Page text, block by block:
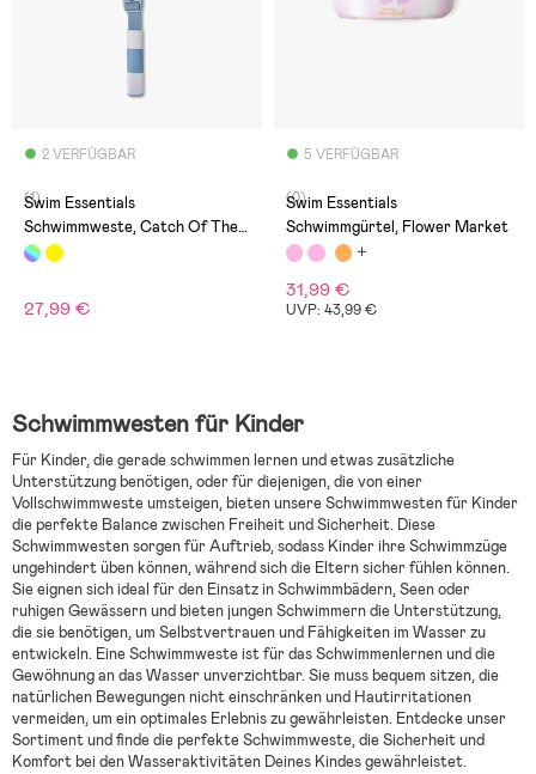
2 VERFÜGBAR
(1)
Swim Essentials
Schwimmweste, Catch Of The
Day
27,99 €
5 VERFÜGBAR
(0)
Swim Essentials
Schwimmgürtel, Flower Market
31,99 €
UVP: 43,99 €
Schwimmwesten für Kinder
Für Kinder, die gerade schwimmen lernen und etwas zusätzliche
Unterstützung benötigen, oder für diejenigen, die von einer
Vollschwimmweste umsteigen, bieten unsere Schwimmwesten für Kinder
die perfekte Balance zwischen Freiheit und Sicherheit. Diese
Schwimmwesten sorgen für Auftrieb, sodass Kinder ihre Schwimmzüge
ungehindert üben können, während sich die Eltern sicher fühlen können.
Sie eignen sich ideal für den Einsatz in Schwimmbädern, Seen oder
ruhigen Gewässern und bieten jungen Schwimmern die Unterstützung,
die sie benötigen, um Selbstvertrauen und Fähigkeiten im Wasser zu
entwickeln. Eine Schwimmweste ist für das Schwimmenlernen und die
Gewöhnung an das Wasser unverzichtbar. Sie muss bequem sitzen, die
natürlichen Bewegungen nicht einschränken und Hautirritationen
vermeiden, um ein optimales Erlebnis zu gewährleisten. Entdecke unser
Sortiment und finde die perfekte Schwimmweste, die Sicherheit und
Komfort bei den Wasseraktivitäten Deines Kindes gewährleistet.